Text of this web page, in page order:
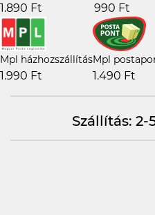
1.890 Ft 990 Ft
Mpl házhozszállítás
1.990 Ft
Mpl
1.490 Ft
Szállítás: